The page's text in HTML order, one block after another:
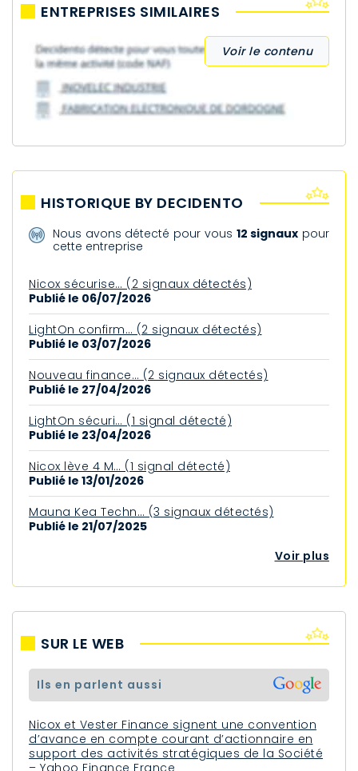
ENTREPRISES SIMILAIRES
Voir le contenu
HISTORIQUE BY DECIDENTO
Nous avons détecté pour vous 12 signaux pour
cette entreprise
Nicox sécurise… (2 signaux détectés)
Publié le 06/07/2026
LightOn confirm… (2 signaux détectés)
Publié le 03/07/2026
Nouveau finance… (2 signaux détectés)
Publié le 27/04/2026
LightOn sécuri… (1 signal détecté)
Publié le 23/04/2026
Nicox lève 4 M… (1 signal détecté)
Publié le 13/01/2026
Mauna Kea Techn… (3 signaux détectés)
Publié le 21/07/2025
Voir plus
SUR LE WEB
ils en parlent aussi
Nicox et Vester Finance signent une convention
d’avance en compte courant d’actionnaire en
support des activités stratégiques de la Société
– Yahoo Finance France